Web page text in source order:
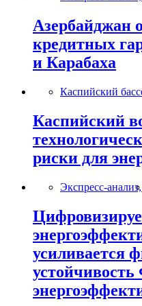
Азербайджан
кредитных
и Карабаха
Каспийский
Каспийский
риски для
Экспресс-анализ,
усиливается